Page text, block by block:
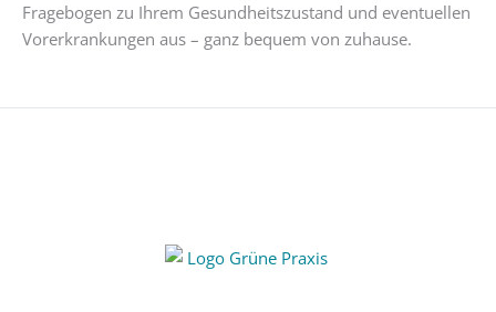
Fragebogen zu Ihrem Gesundheitszustand und eventuellen
Vorerkrankungen aus – ganz bequem von zuhause.